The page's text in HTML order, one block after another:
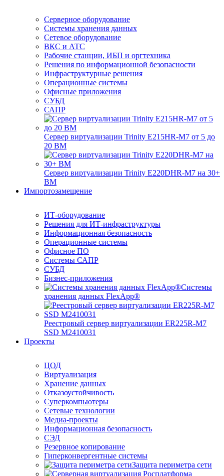
Серверное оборудование
Системы хранения данных
Сетевое оборудование
ВКС и АТС
Рабочие станции, ИБП и оргтехника
Решения по информационной безопасности
Инфраструктурные решения
Операционные системы
Офисные приложения
СУБД
САПР
Сервер виртуализации Trinity E215HR-M7 от 5 до
20 ВМ
Сервер виртуализации Trinity E220DHR-M7 на 30+
ВМ
Импортозамещение
ИТ-оборудование
Решения для ИТ-инфраструктуры
Информационная безопасность
Операционные системы
Офисное ПО
Системы САПР
СУБД
Бизнес-приложения
Системы
хранения данных FlexApp®
Реестровый сервер виртуализации ER225R-M7
SSD М2410031
Проекты
ЦОД
Виртуализация
Хранение данных
Отказоустойчивость
Суперкомпьютеры
Сетевые технологии
Медиа-проекты
Информационная безопасность
СЭД
Резервное копирование
Гиперконвергентные системы
Защита периметра сети